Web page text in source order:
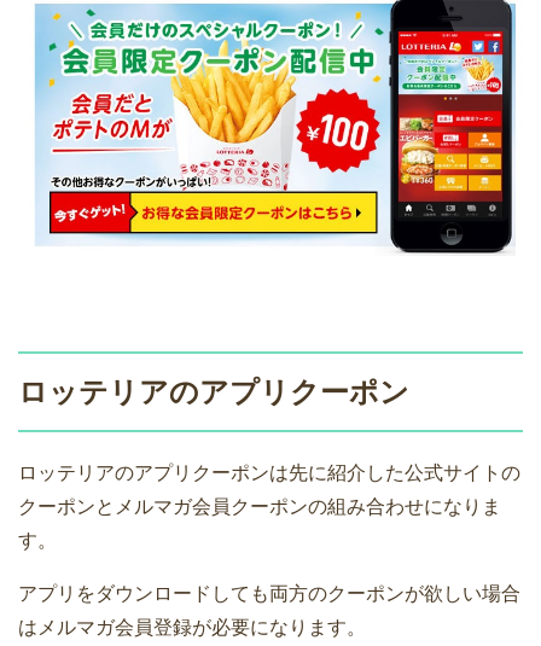
ロッテリアのアプリクーポン
ロッテリアのアプリクーポンは先に紹介した公式サイトの
クーポンとメルマガ会員クーポンの組み合わせになりま
す。
アプリをダウンロードしても両方のクーポンが欲しい場合
はメルマガ会員登録が必要になります。